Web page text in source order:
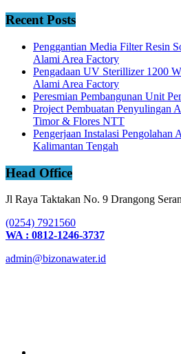
Recent Posts
Penggantian Media Filter Resin
Alami Area Factory
Pengadaan UV Sterillizer 1200
Alami Area Factory
Peresmian Pembangunan Unit
Project Pembuatan Penyulingan
Timor & Flores NTT
Pengerjaan Instalasi
Kalimantan Tengah
Head Office
Jl Raya Taktakan No. 9 Drangong
(0254) 7921560
WA : 0812-1246-3737
admin@bizonawater.id